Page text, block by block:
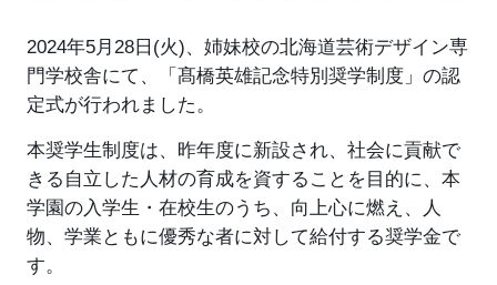
2024年5月28日(火)、姉妹校の北海道芸術デザイン専
門学校舎にて、「髙橋英雄記念特別奨学制度」の認
定式が行われました。
本奨学生制度は、昨年度に新設され、社会に貢献で
きる自立した人材の育成を資することを目的に、本
学園の入学生・在校生のうち、向上心に燃え、人
物、学業ともに優秀な者に対して給付する奨学金で
す。